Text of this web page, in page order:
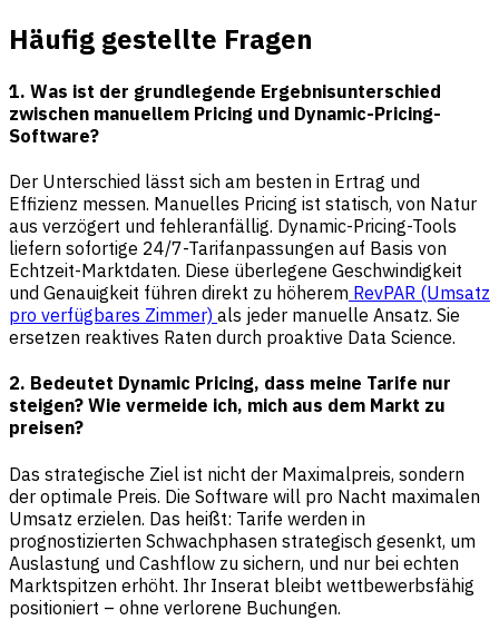
Häufig gestellte Fragen
1. Was ist der grundlegende Ergebnisunterschied
zwischen manuellem Pricing und Dynamic-Pricing-
Software?
Der Unterschied lässt sich am besten in Ertrag und
Effizienz messen. Manuelles Pricing ist statisch, von Natur
aus verzögert und fehleranfällig. Dynamic-Pricing-Tools
liefern sofortige 24/7-Tarifanpassungen auf Basis von
Echtzeit-Marktdaten. Diese überlegene Geschwindigkeit
und Genauigkeit führen direkt zu höherem RevPAR (Umsatz
pro verfügbares Zimmer) als jeder manuelle Ansatz. Sie
ersetzen reaktives Raten durch proaktive Data Science.
2. Bedeutet Dynamic Pricing, dass meine Tarife nur
steigen? Wie vermeide ich, mich aus dem Markt zu
preisen?
Das strategische Ziel ist nicht der Maximalpreis, sondern
der optimale Preis. Die Software will pro Nacht maximalen
Umsatz erzielen. Das heißt: Tarife werden in
prognostizierten Schwachphasen strategisch gesenkt, um
Auslastung und Cashflow zu sichern, und nur bei echten
Marktspitzen erhöht. Ihr Inserat bleibt wettbewerbsfähig
positioniert – ohne verlorene Buchungen.